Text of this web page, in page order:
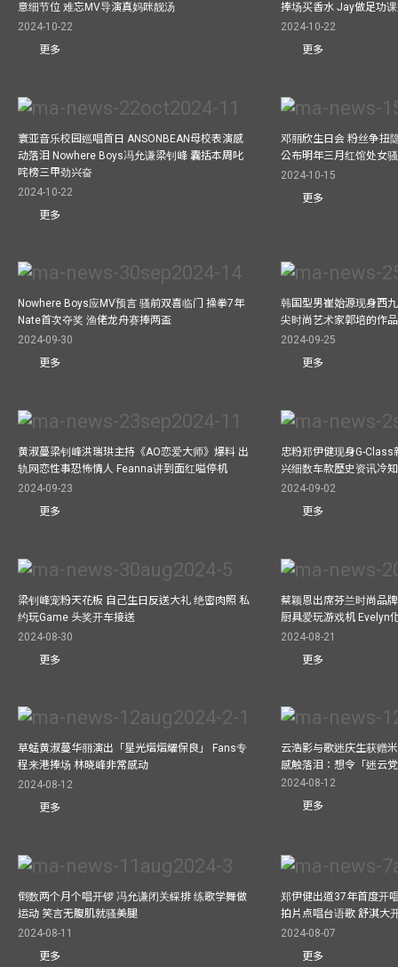
意细节位 难忘MV导演真妈咪靓汤
2024-10-22
更多
捧场买香水 Jay做足功
2024-10-22
更多
寰亚音乐校园巡唱首日 ANSONBEAN母校表演感
动落泪 Nowhere Boys冯允谦梁钊峰 囊括本周叱
咤榜三甲劲兴奋
2024-10-22
更多
邓丽欣生日会 粉丝争扭
公布明年三月红馆处女
2024-10-15
更多
Nowhere Boys应MV预言 骚前双喜临门 操拳7年
Nate首次夺奖 渔佬龙舟赛捧两盃
2024-09-30
更多
韩国型男崔始源现身西
尖时尚艺术家郭培的作
2024-09-25
更多
黄淑蔓梁钊峰洪瑞珙主持《AO恋爱大师》爆料 出
轨网恋性事恐怖情人 Feanna讲到面红嗌停机
2024-09-23
更多
忠粉郑伊健现身G-
兴细数车款歷史资讯冷
2024-09-02
更多
梁钊峰宠粉天花板 自己生日反送大礼 绝密肉照 私
约玩Game 头奖开车接送
2024-08-30
更多
蔡颖恩出席芬兰时尚品
厨具爱玩游戏机 Evelyn
2024-08-21
更多
草蜢黄淑蔓华丽演出「星光熠熠耀保良」 Fans专
程来港捧场 林晓峰非常感动
2024-08-12
更多
云浩影与歌迷庆生获赠
感触落泪：想令「迷云
2024-08-12
更多
倒数两个月个唱开锣 冯允谦闭关綵排 练歌学舞做
运动 笑言无腹肌就骚美腿
2024-08-11
更多
郑伊健出道37年首度开
拍片点唱台语歌 舒淇大
2024-08-07
更多